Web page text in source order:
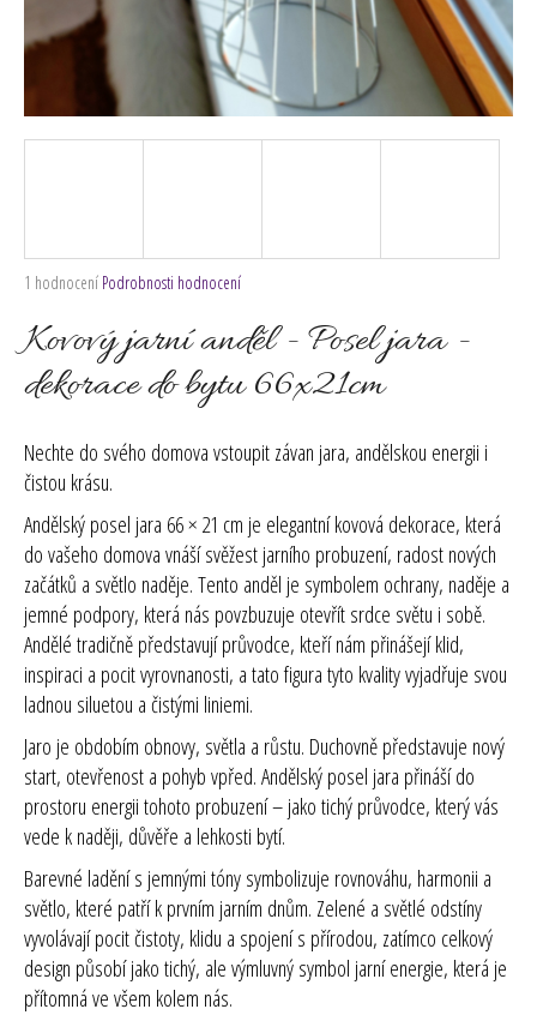
Průměrné
produktu
je
z
hvězdiček.
1 hodnocení Podrobnosti hodnocení
Kovový jarní anděl - Posel jara -
dekorace do bytu 66x21cm
Nechte do svého domova vstoupit závan jara, andělskou energii i
čistou krásu.
Andělský posel jara 66 × 21 cm je elegantní kovová dekorace, která
do vašeho domova vnáší svěžest jarního probuzení, radost nových
začátků a světlo naděje. Tento anděl je symbolem ochrany, naděje a
jemné podpory, která nás povzbuzuje otevřít srdce světu i sobě.
Andělé tradičně představují průvodce, kteří nám přinášejí klid,
inspiraci a pocit vyrovnanosti, a tato figura tyto kvality vyjadřuje svou
ladnou siluetou a čistými liniemi.
Jaro je obdobím obnovy, světla a růstu. Duchovně představuje nový
start, otevřenost a pohyb vpřed. Andělský posel jara přináší do
prostoru energii tohoto probuzení – jako tichý průvodce, který vás
vede k naději, důvěře a lehkosti bytí.
Barevné ladění s jemnými tóny symbolizuje rovnováhu, harmonii a
světlo, které patří k prvním jarním dnům. Zelené a světlé odstíny
vyvolávají pocit čistoty, klidu a spojení s přírodou, zatímco celkový
design působí jako tichý, ale výmluvný symbol jarní energie, která je
přítomná ve všem kolem nás.
j
e
m
e